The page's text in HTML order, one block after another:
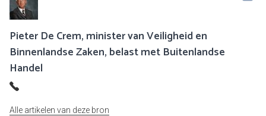
Pieter De Crem, minister van Veiligheid en
Binnenlandse Zaken, belast met Buitenlandse
Handel
Alle artikelen van deze bron